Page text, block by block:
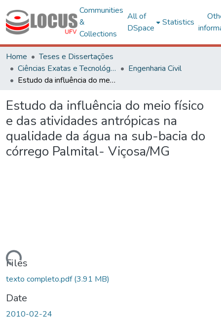
Communities
&
Collections
All of
DSpace
Statistics
Home
Teses e Dissertações
Ciências Exatas e Tecnológicas
Engenharia Civil
Estudo da influência do meio físico e das atividades antrópicas na qualidade da água na sub-bacia do córrego Palmital- Viçosa/MG
Estudo da influência do meio físico
e das atividades antrópicas na
qualidade da água na sub-bacia do
córrego Palmital- Viçosa/MG
Files
texto completo.pdf(3.91 MB)
Date
2010-02-24